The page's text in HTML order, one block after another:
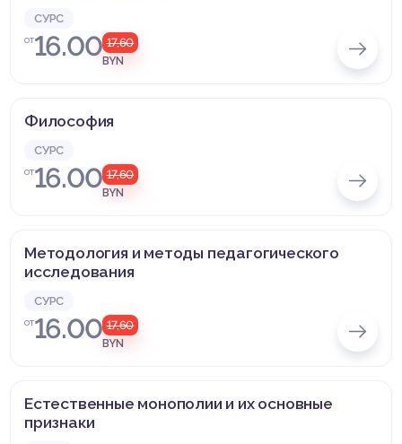
СУРС
от16.00 17,60
BYN
Философия
СУРС
от16.00 17,60
BYN
Методология и методы педагогического
исследования
СУРС
от16.00 17,60
BYN
Естественные монополии и их основные
признаки